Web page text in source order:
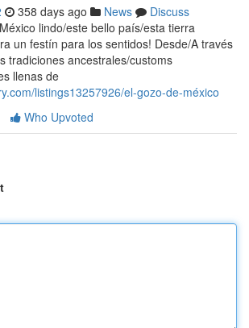
358 days ago News
Discuss
lindo/este bello país/esta tierra
un festín para los sentidos! Desde/A través
tradiciones ancestrales/customs
llenas de
listings13257926/el-gozo-de-méxico
Who Upvoted